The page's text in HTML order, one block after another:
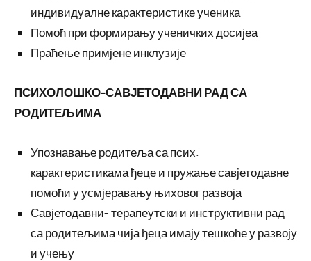
индивидуалне карактеристике ученика
Помоћ при формирању ученичких досијеа
Праћење примјене инклузије
ПСИХОЛОШКО-САВЈЕТОДАВНИ РАД СА
РОДИТЕЉИМА
Упознавање родитеља са псих.
карактеристикама ђеце и пружање савјетодавне
помоћи у усмјеравању њиховог развоја
Савјетодавни- терапеутски и инструктивни рад
са родитељима чија ђеца имају тешкоће у развоју
и учењу